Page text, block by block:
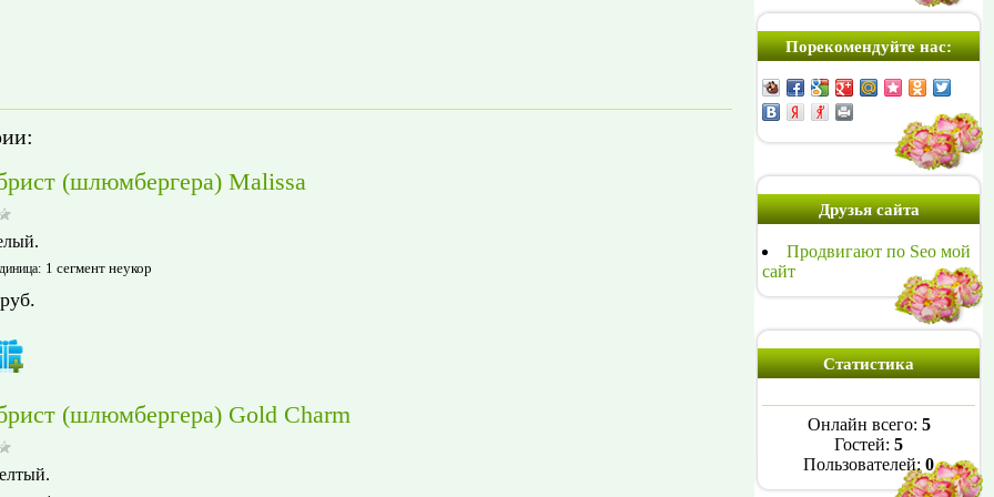
(шлюмбергера) Malissa
: 1 сегмент неукор
(шлюмбергера) Gold Charm
Порекомендуйте нас:
Друзья сайта
Продвигают по Seo мой
сайт
Статистика
Онлайн всего: 5
Гостей: 5
Пользователей: 0